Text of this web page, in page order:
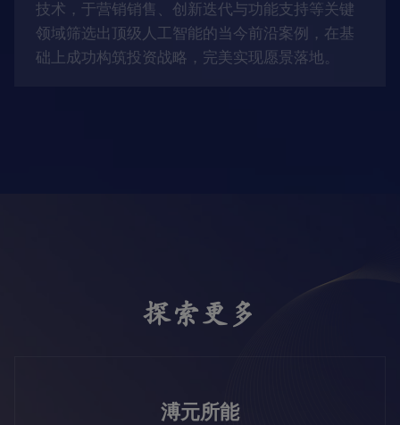
技术，于营销销售、创新迭代与功能支持等关键
领域筛选出顶级人工智能的当今前沿案例，在基
础上成功构筑投资战略，完美实现愿景落地。
探索更多
溥元所能